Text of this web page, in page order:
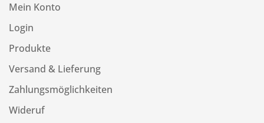
Mein Konto
Login
Produkte
Versand & Lieferung
Zahlungsmöglichkeiten
Wideruf